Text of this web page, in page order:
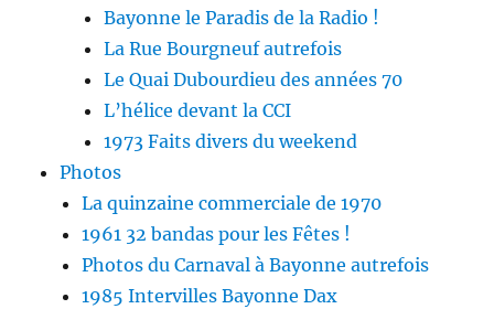
Bayonne le Paradis de la Radio !
La Rue Bourgneuf autrefois
Le Quai Dubourdieu des années 70
L’hélice devant la CCI
1973 Faits divers du weekend
Photos
La quinzaine commerciale de 1970
1961 32 bandas pour les Fêtes !
Photos du Carnaval à Bayonne autrefois
1985 Intervilles Bayonne Dax